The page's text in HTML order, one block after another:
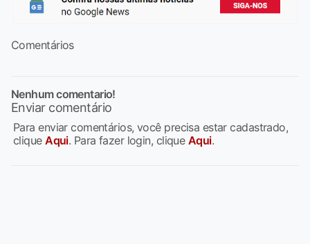
Comentários
Nenhum comentario!
Enviar comentário
Para enviar comentários, você precisa estar cadastrado,
cliqueAqui. Para fazer login, clique Aqui.